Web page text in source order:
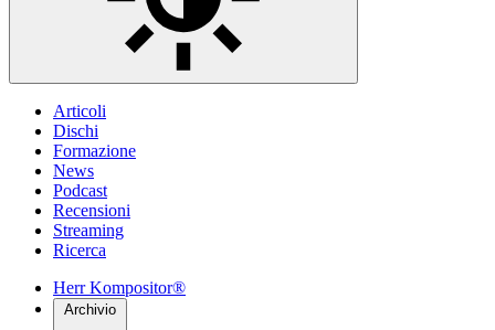
Articoli
Dischi
Formazione
News
Podcast
Recensioni
Streaming
Ricerca
Herr Kompositor®
Archivio